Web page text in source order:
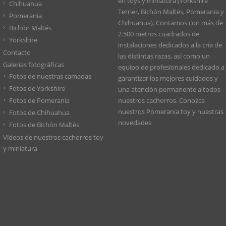
Chihuahua
Pomerania
Bichón Maltés
Yorkshire
Contacto
Galerías fotográficas
Fotos de nuestras camadas
Fotos de Yorkshire
Fotos de Pomerania
Fotos de Chihuahua
Fotos de Bichón Maltés
Vídeos de nuestros cachorros toy
y miniatura
Terrier, Bichón Maltés, Pomerania y
Chihuahua). Contamos con más de
2.500 metros cuadrados de
instalaciones dedicados a la cría de
las distintas razas, así como un
equipo de profesionales dedicado a
garantizar los mejores cuidados y
una atención permanente a todos
nuestros cachorros. Conozca
nuestros Pomerania toyy nuestras
novedades